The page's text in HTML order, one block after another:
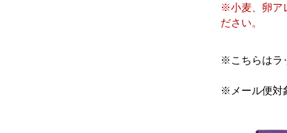
※小麦、卵ア
ださい。
※こちらはラ
※メール便対